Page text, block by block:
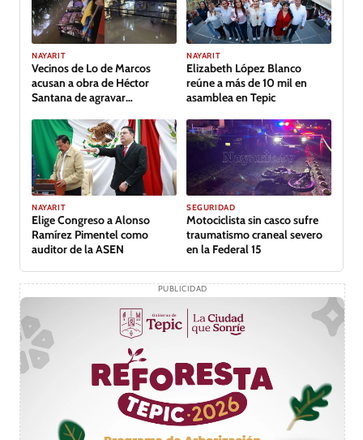
NAYARIT
Vecinos de Lo de Marcos
acusan a obra de Héctor
Santana de agravar
NAYARIT
Elizabeth López Blanco
reúne a más de 10 mil en
asamblea en Tepic
NAYARIT
Elige Congreso a Alonso
Ramírez Pimentel como
auditor de la ASEN
GALERÍA
SEGURIDAD
Motociclista sin casco sufre
traumatismo craneal severo
en la Federal 15
PUBLICIDAD